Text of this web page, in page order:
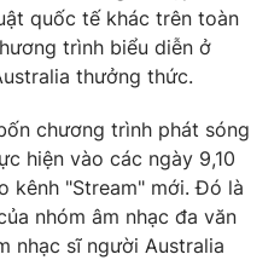
Bất động sản
Tấm lòng Việt
Vươn mình bằng AI
VTV8
quốc tế khác trên toàn
trình biểu diễn ở
thưởng thức.
chương trình phát sóng
hiện vào các ngày 9,10
kênh "Stream" mới. Đó là
nhóm âm nhạc đa văn
nhạc sĩ người Australia